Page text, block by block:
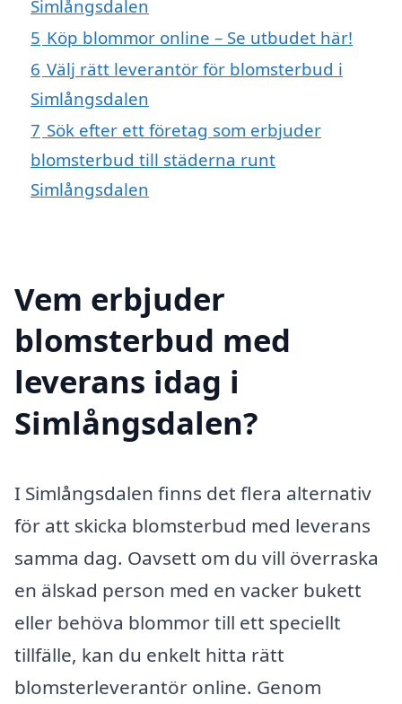
Simlångsdalen
5 Köp blommor online – Se utbudet här!
6 Välj rätt leverantör för blomsterbud i
Simlångsdalen
7 Sök efter ett företag som erbjuder
blomsterbud till städerna runt
Simlångsdalen
Vem erbjuder
blomsterbud med
leverans idag i
Simlångsdalen?
I Simlångsdalen finns det flera alternativ
för att skicka blomsterbud med leverans
samma dag. Oavsett om du vill överraska
en älskad person med en vacker bukett
eller behöva blommor till ett speciellt
tillfälle, kan du enkelt hitta rätt
blomsterleverantör online. Genom